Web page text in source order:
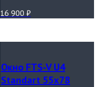
16 900 ₽
Окно FTS-V U4
Standart 55х78